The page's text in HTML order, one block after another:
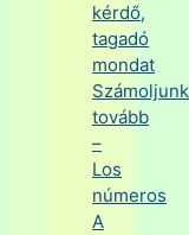
kérdő,
tagadó
mondat
Számoljunk
tovább
–
Los
números
A